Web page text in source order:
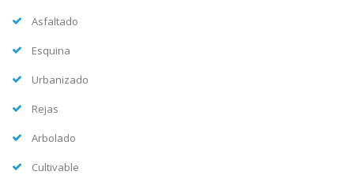
Asfaltado
Esquina
Urbanizado
Rejas
Arbolado
Cultivable